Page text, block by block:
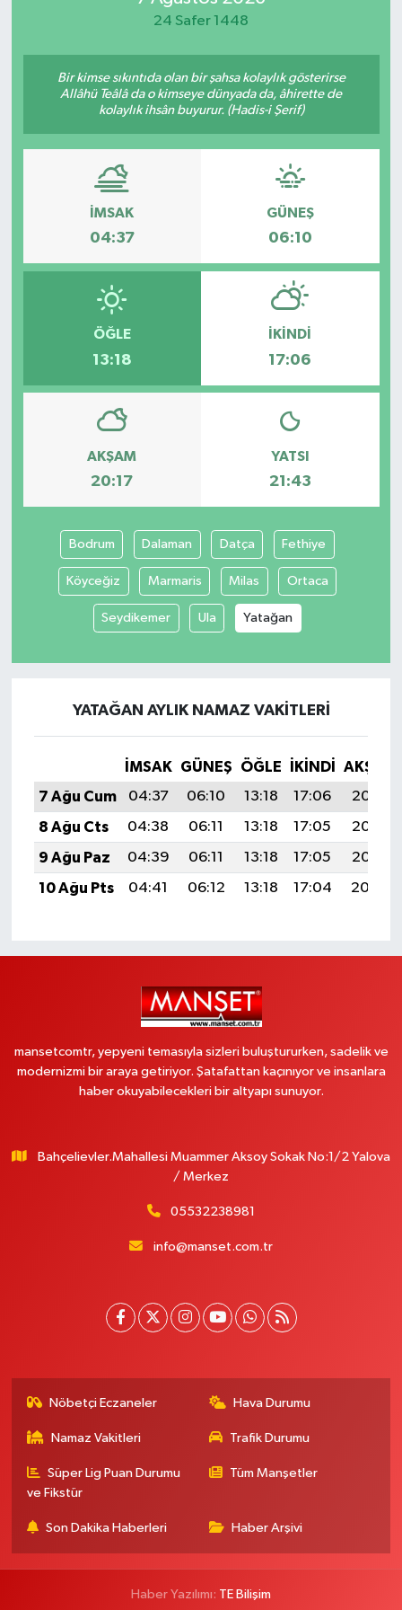
24 Safer 1448
Bir kimse sıkıntıda olan bir şahsa kolaylık gösterirse
Allâhü Teâlâ da o kimseye dünyada da, âhirette de
kolaylık ihsân buyurur. (Hadis-i Şerif)
İMSAK
04:37
GÜNEŞ
06:10
ÖĞLE
13:18
İKINDI
17:06
AKŞAM
20:17
YATSI
21:43
Bodrum Dalaman Datça Fethiye
Köyceğiz Marmaris Milas Ortaca
Seydikemer Ula Yatağan
YATAĞAN AYLIK NAMAZ VAKITLERI
İMSAK GÜNEŞ ÖĞLE İKINDI
AKŞAM
7 Ağu Cum
04:37 06:10 13:18 17:06
20:17
8 Ağu Cts
04:38 06:11 13:18 17:05
20:16
9 Ağu Paz
04:39 06:11 13:18 17:05
20:15
10 Ağu Pts
04:41 06:12 13:18 17:04 20:14
mansetcomtr, yepyeni temasıyla sizleri buluştururken, sadelik ve
modernizmi bir araya getiriyor. Şatafattan kaçınıyor ve insanlara
haber okuyabilecekleri bir altyapı sunuyor.
Bahçelievler.Mahallesi Muammer Aksoy Sokak No:1/2 Yalova
/ Merkez
05532238981
info@manset.com.tr
Nöbetçi Eczaneler Hava Durumu
Namaz Vakitleri Trafik Durumu
Süper Lig Puan Durumu
ve Fikstür
Tüm Manşetler
Son Dakika Haberleri Haber Arşivi
Haber Yazılımı: TE Bilişim